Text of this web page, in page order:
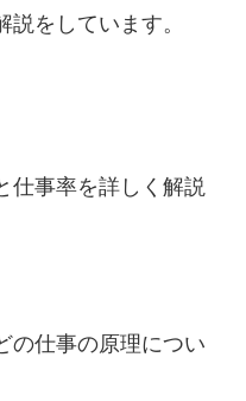
をしています。
仕事率を詳しく解説
の仕事の原理につい